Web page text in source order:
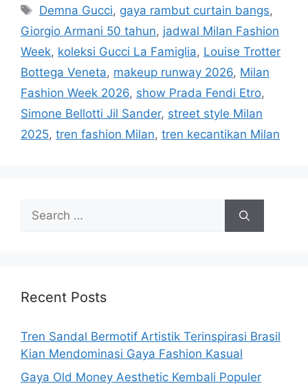
Tags
Demna Gucci, gaya rambut curtain bangs,
Giorgio Armani 50 tahun, jadwal Milan Fashion
Week, koleksi Gucci La Famiglia, Louise Trotter
Bottega Veneta, makeup runway 2026, Milan
Fashion Week 2026, show Prada Fendi Etro,
Simone Bellotti Jil Sander, street style Milan
2025, tren fashion Milan, tren kecantikan Milan
Search
for:
Recent Posts
Tren Sandal Bermotif Artistik Terinspirasi Brasil
Kian Mendominasi Gaya Fashion Kasual
Gaya Old Money Aesthetic Kembali Populer